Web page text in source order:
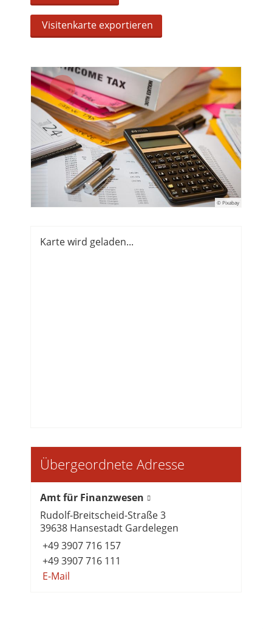
Visitenkarte exportieren
© Pixabay
Karte wird geladen...
Übergeordnete Adresse
Amt für Finanzwesen
Rudolf-Breitscheid-Straße 3
39638 Hansestadt Gardelegen
+49 3907 716 157
+49 3907 716 111
E-Mail